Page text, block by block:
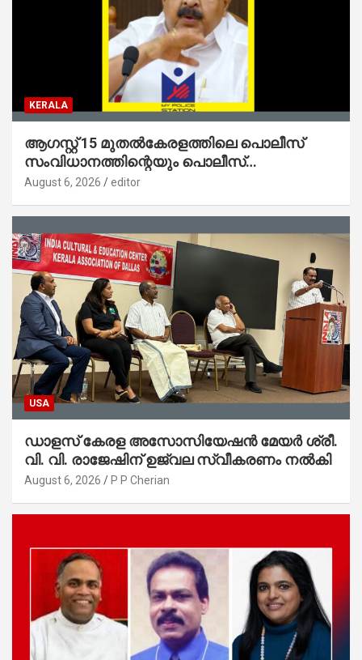
KERALA
ആഗസ്റ്റ് 15 മുതല്‍കേരളത്തിലെ പൊലീസ്
സംവിധാനത്തിന്റെയും പൊലീസ്
സ്റ്റേഷനുകളുടെയും മുഖഛായ മാറുകയാണ് :
August 6, 2026 editor
USA
ഡാളസ് കേരള അസോസിയേഷൻ മേയർ ശ്രീ.
വി. വി. രാജേഷിന് ഉജ്വല സ്വീകരണം നൽകി
August 6, 2026 P P Cherian